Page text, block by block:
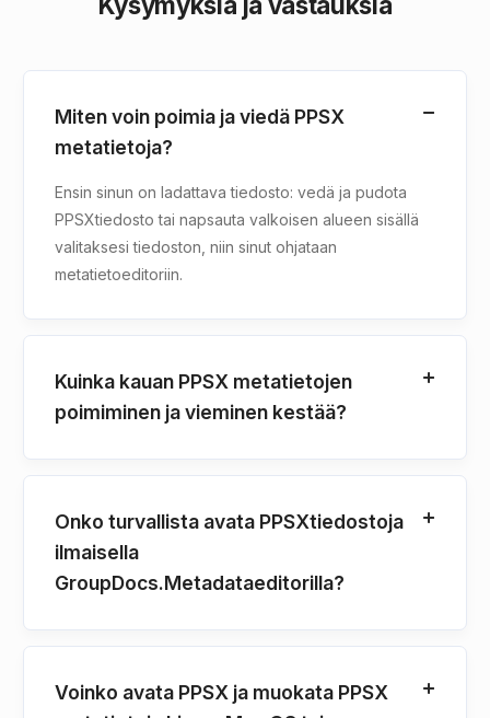
Miten voin poimia ja viedä PPSX
metatietoja?
Ensin sinun on ladattava tiedosto: vedä ja pudota
PPSXtiedosto tai napsauta valkoisen alueen sisällä
valitaksesi tiedoston, niin sinut ohjataan
metatietoeditoriin.
Kuinka kauan PPSX metatietojen
poimiminen ja vieminen kestää?
Onko turvallista avata PPSXtiedostoja
ilmaisella
GroupDocs.Metadataeditorilla?
Voinko avata PPSX ja muokata PPSX